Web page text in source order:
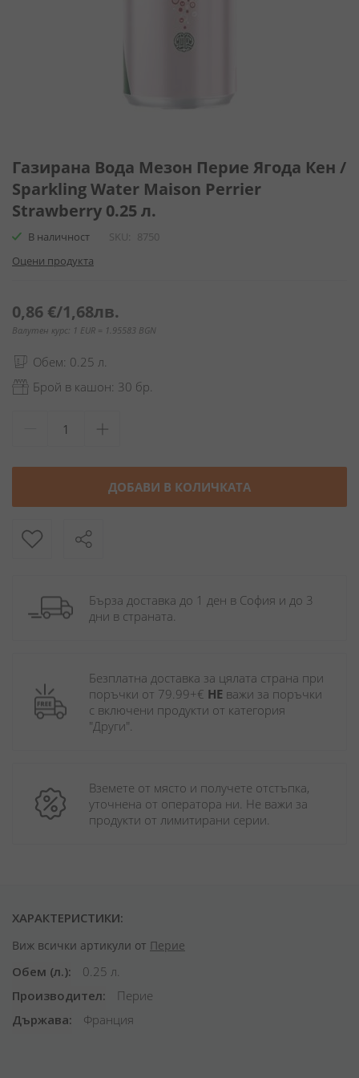
към
началото
на
галерия
снимки
Газирана Вода Мезон Перие Ягода Кен /
Sparkling Water Maison Perrier
Strawberry 0.25 л.
В наличност SKU
8750
Оцени продукта
0,86 €/1,68лв.
Валутен курс: 1 EUR = 1.95583 BGN
Обем: 0.25 л.
Брой в кашон: 30 бр.
ДОБАВИ В КОЛИЧКАТА
Бърза доставка до 1 ден в София и до 3
дни в страната.
Безплатна доставка за цялата страна при
поръчки от 79.99+€ НЕ важи за поръчки
с включени продукти от категория
"Други".
Вземете от място и получете отстъпка,
уточнена от оператора ни. Не важи за
продукти от лимитирани серии.
ХАРАКТЕРИСТИКИ:
Виж всички артикули от Перие
Обем (л.)
0.25 л.
Производител
Перие
Държава
Франция